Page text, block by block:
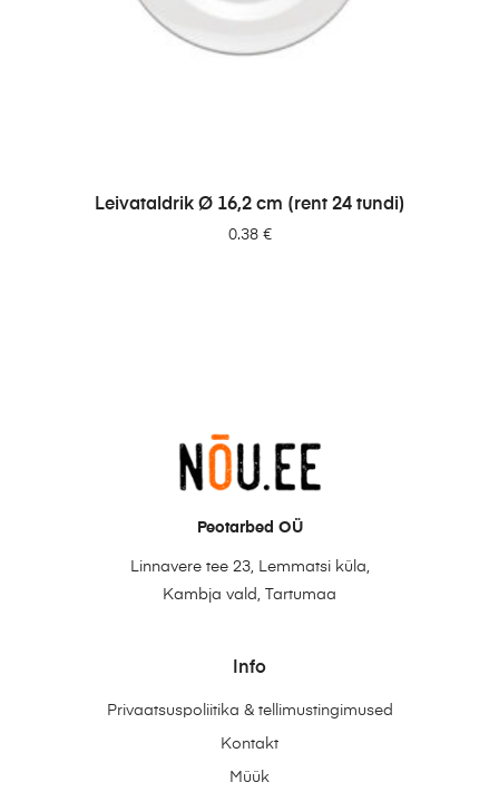
LISA PÄRINGUSSE
Leivataldrik Ø 16,2 cm (rent 24 tundi)
0.38 €
Peotarbed OÜ
Linnavere tee 23, Lemmatsi küla,
Kambja vald, Tartumaa
Info
Privaatsuspoliitika & tellimustingimused
Kontakt
Müük